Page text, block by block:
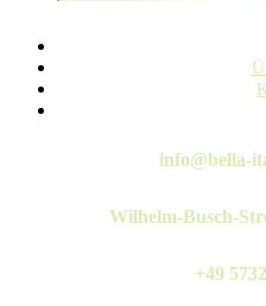
info@bella-
Wilhelm-Busch-
+49